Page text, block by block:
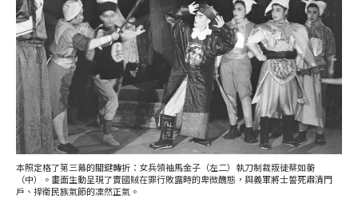
本照定格了第三幕的關鍵轉折：女兵領袖馬金子（左二）執刀制裁叛徒蔡如蘅
（中）。畫面生動呈現了賣國賊在罪行敗露時的卑微醜態，與義軍將士誓死肅清門
戶、捍衛民族氣節的凜然正氣。